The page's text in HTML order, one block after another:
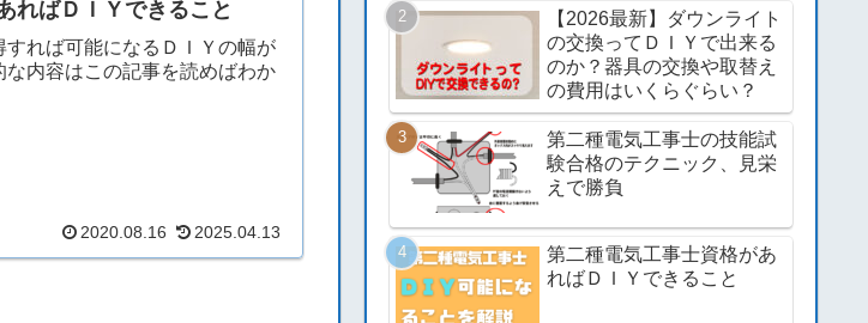
ればＤＩＹできること
れば可能になるＤＩＹの幅が
内容はこの記事を読めばわか
2020.08.16 2025.04.13
【2026最新】ダウンライト
の交換ってＤＩＹで出来る
のか？器具の交換や取替え
の費用はいくらぐらい？
第二種電気工事士の技能試
験合格のテクニック、見栄
えで勝負
第二種電気工事士資格があ
ればＤＩＹできること